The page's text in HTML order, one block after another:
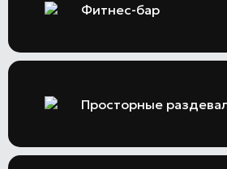
Фитнес-бар
Просторные